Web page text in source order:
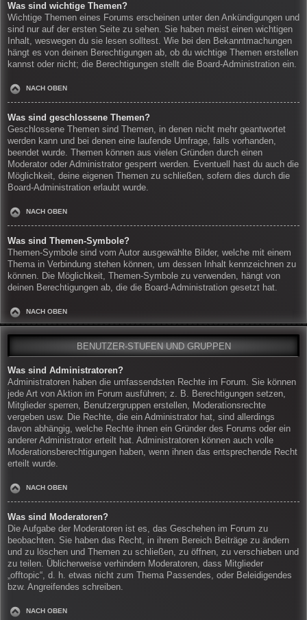
Was sind wichtige Themen?
Wichtige Themen eines Forums erscheinen unter den Ankündigungen und
sind nur auf der ersten Seite zu sehen. Sie haben meist einen wichtigen
Inhalt, weswegen du sie lesen solltest. Wie bei den Bekanntmachungen
hängt es von deinen Berechtigungen ab, ob du wichtige Themen erstellen
kannst oder nicht; die Berechtigungen stellt die Board-Administration ein.
NACH OBEN
Was sind geschlossene Themen?
Geschlossene Themen sind Themen, in denen nicht mehr geantwortet
werden kann und bei denen eine laufende Umfrage, falls vorhanden,
beendet wurde. Themen können aus vielen Gründen durch einen
Moderator oder Administrator gesperrt werden. Eventuell hast du auch die
Möglichkeit, deine eigenen Themen zu schließen, sofern dies durch die
Board-Administration erlaubt wurde.
NACH OBEN
Was sind Themen-Symbole?
Themen-Symbole sind vom Autor ausgewählte Bilder, welche mit einem
Thema in Verbindung stehen können, um dessen Inhalt kennzeichnen zu
können. Die Möglichkeit, Themen-Symbole zu verwenden, hängt von
deinen Berechtigungen ab, die die Board-Administration gesetzt hat.
NACH OBEN
BENUTZER-STUFEN UND GRUPPEN
Was sind Administratoren?
Administratoren haben die umfassendsten Rechte im Forum. Sie können
jede Art von Aktion im Forum ausführen; z. B. Berechtigungen setzen,
Mitglieder sperren, Benutzergruppen erstellen, Moderationsrechte
vergeben usw. Die Rechte, die ein Administrator hat, sind allerdings
davon abhängig, welche Rechte ihnen ein Gründer des Forums oder ein
anderer Administrator erteilt hat. Administratoren können auch volle
Moderationsberechtigungen haben, wenn ihnen das entsprechende Recht
erteilt wurde.
NACH OBEN
Was sind Moderatoren?
Die Aufgabe der Moderatoren ist es, das Geschehen im Forum zu
beobachten. Sie haben das Recht, in ihrem Bereich Beiträge zu ändern
und zu löschen und Themen zu schließen, zu öffnen, zu verschieben und
zu teilen. Üblicherweise verhindern Moderatoren, dass Mitglieder
„offtopic“, d. h. etwas nicht zum Thema Passendes, oder Beleidigendes
bzw. Angreifendes schreiben.
NACH OBEN